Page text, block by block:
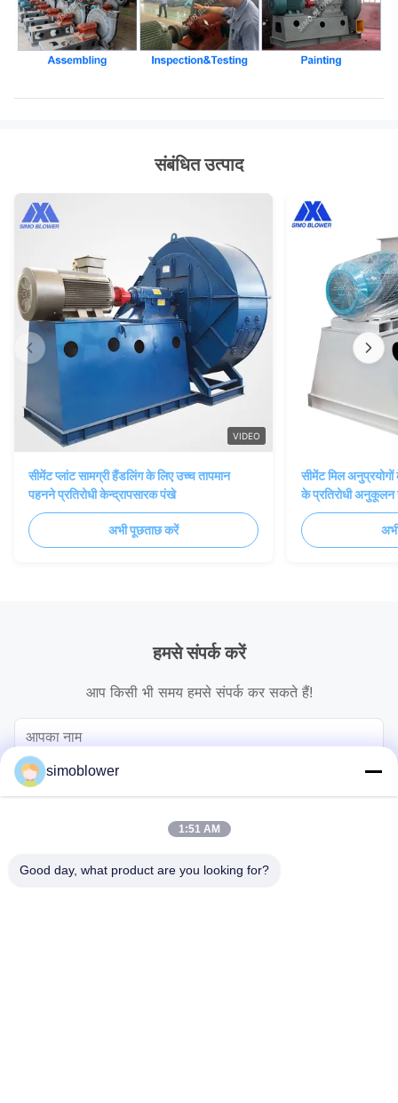
संबंधित उत्पाद
VIDEO
सीमेंट प्लांट सामग्री हैंडलिंग के लिए उच्च तापमान
पहनने प्रतिरोधी केन्द्रापसारक पंखे
अभी पूछताछ करें
सीमेंट मिल
के प्रतिरोधी अनुकूलन
हमसे संपर्क करें
आप किसी भी समय हमसे संपर्क कर सकते हैं!
simoblower
1:51 AM
Good day, what product are you looking for?